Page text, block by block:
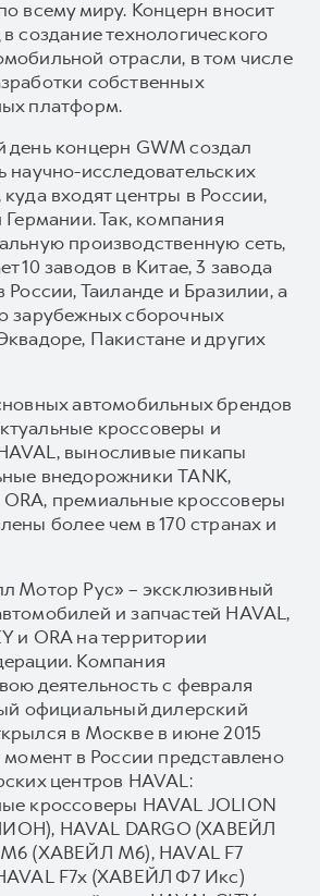
всему миру. Концерн вносит
создание технологического
отрасли, в том числе
собственных
платформ.
концерн GWM создал
научно-исследовательских
входят центры в России,
Так, компания
производственную сеть,
10 заводов в Китае, 3 завода
России, Таиланде и Бразилии, а
зарубежных сборочных
Пакистане и других
автомобильных брендов
кроссоверы и
выносливые пикапы
внедорожники TANK,
премиальные кроссоверы
более чем в 170 странах и
Мотор Рус» – эксклюзивный
и запчастей HAVAL,
и ORA на территории
Компания
деятельность с февраля
официальный дилерский
в Москве в июне 2015
в России представлено
центров HAVAL:
кроссоверы HAVAL JOLION
HAVAL DARGO (ХАВЕЙЛ
(ХАВЕЙЛ M6), HAVAL F7
F7x (ХАВЕЙЛ Ф7 Икс)